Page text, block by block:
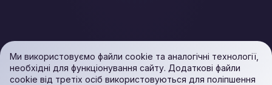
Ми використовуємо файли cookie та аналогічні технології,
необхідні для функціонування сайту. Додаткові файли
cookie від третіх осіб використовуються для поліпшення